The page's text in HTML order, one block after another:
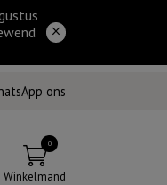
ons
0
Winkelmand